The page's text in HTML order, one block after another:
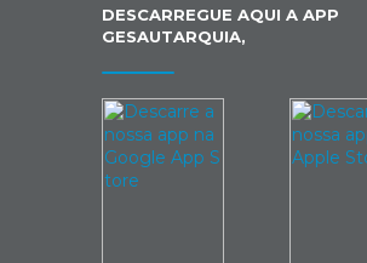
DESCARREGUE AQUI A APP
GESAUTARQUIA,